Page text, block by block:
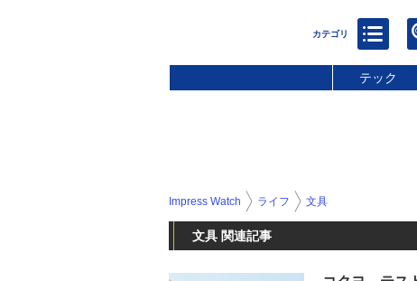
テック
Impress Watch ライフ 文具
文具 関連記事